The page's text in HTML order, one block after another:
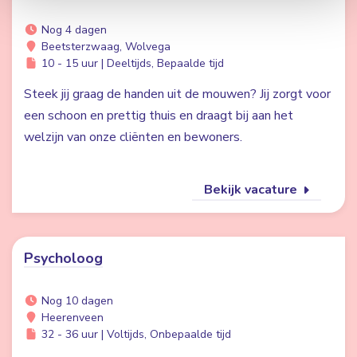
Nog 4 dagen
Beetsterzwaag, Wolvega
10 - 15 uur | Deeltijds, Bepaalde tijd
Steek jij graag de handen uit de mouwen? Jij zorgt voor
een schoon en prettig thuis en draagt bij aan het
welzijn van onze cliënten en bewoners.
Bekijk vacature
Psycholoog
Nog 10 dagen
Heerenveen
32 - 36 uur | Voltijds, Onbepaalde tijd